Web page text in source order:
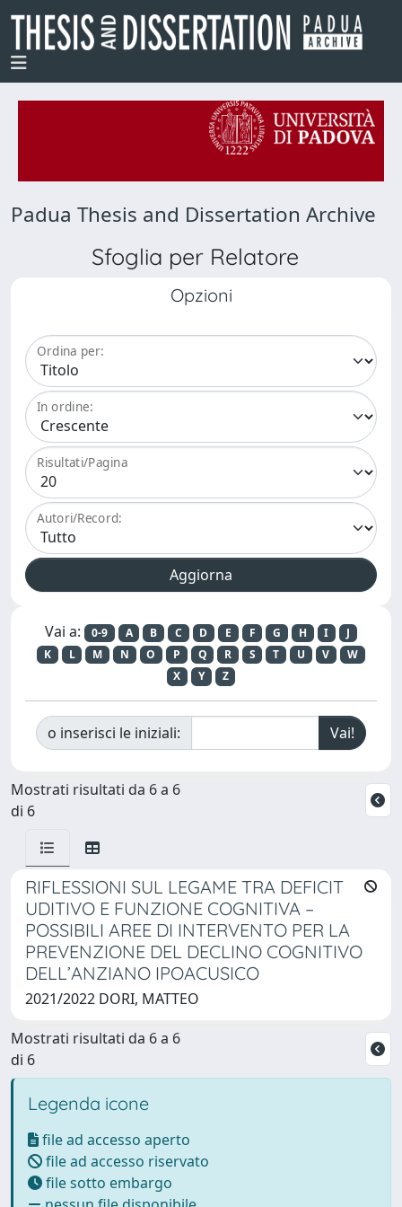
Padua Thesis and Dissertation Archive
Sfoglia per Relatore
Opzioni
Ordina per:
In ordine:
Risultati/Pagina
Autori/Record:
Vai a: 0-9 A B C D E F G H I
J
K
L M N O P Q R S T U V
W
X
Y Z
o inserisci le iniziali:
Mostrati risultati da 6 a 6
di 6
RIFLESSIONI SUL LEGAME TRA DEFICIT
UDITIVO E FUNZIONE COGNITIVA –
POSSIBILI AREE DI INTERVENTO PER LA
PREVENZIONE DEL DECLINO COGNITIVO
DELL’ANZIANO IPOACUSICO
2021/2022 DORI, MATTEO
Mostrati risultati da 6 a 6
di 6
Legenda icone
file ad accesso aperto
file ad accesso riservato
file sotto embargo